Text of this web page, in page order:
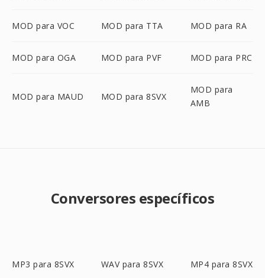
MOD para VOC MOD para TTA MOD para RA
MOD para OGA MOD para PVF MOD para PRC
MOD para MAUD MOD para 8SVX
MOD para
AMB
Conversores específicos
MP3 para 8SVX WAV para 8SVX MP4 para 8SVX